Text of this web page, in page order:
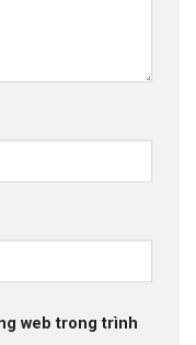
web trong trình